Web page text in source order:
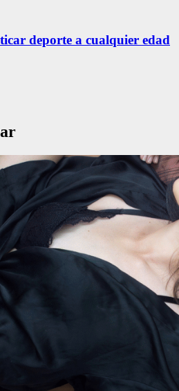
deporte a cualquier edad